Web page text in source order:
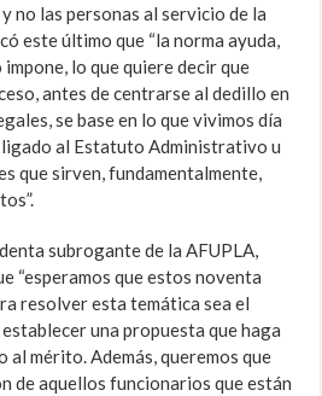
no las personas al servicio de la
este último que “la norma ayuda,
lo que quiere decir que
antes de centrarse al dedillo en
se base en lo que vivimos día
ligado al Estatuto Administrativo u
que sirven, fundamentalmente,
subrogante de la AFUPLA,
“esperamos que estos noventa
resolver esta temática sea el
una propuesta que haga
mérito. Además, queremos que
de aquellos funcionarios que están